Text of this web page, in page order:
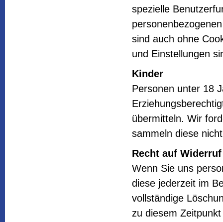
spezielle
sind auch ohne
und Einstellungen
Kinder
Personen unter 18
übermitteln. Wir
sammeln diese
Recht auf Widerruf
Wenn Sie uns
diese jederzeit im
vollständige
zu diesem